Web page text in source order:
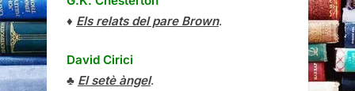
♦ Els relats del pare Brown.
David Cirici
♣ El setè àngel.